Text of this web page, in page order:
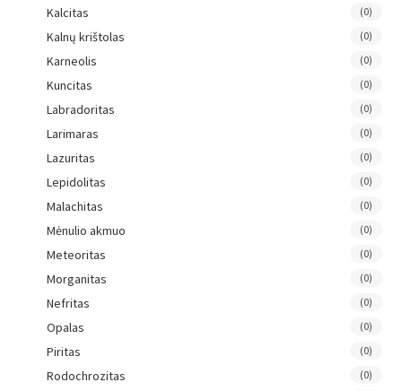
Kalcitas (0)
Kalnų krištolas (0)
Karneolis (0)
Kuncitas (0)
Labradoritas (0)
Larimaras (0)
Lazuritas (0)
Lepidolitas (0)
Malachitas (0)
Mėnulio akmuo (0)
Meteoritas (0)
Morganitas (0)
Nefritas (0)
Opalas (0)
Piritas (0)
Rodochrozitas (0)